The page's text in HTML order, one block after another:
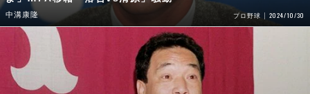
中溝康隆 プロ野球 2024/10/30